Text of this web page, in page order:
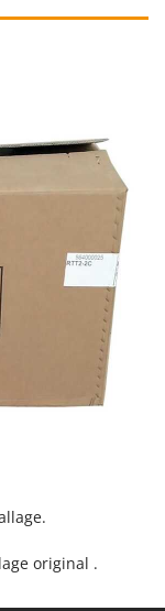
original .